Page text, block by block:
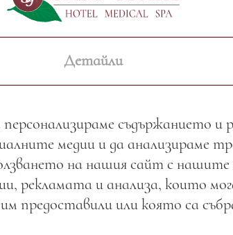
шницел по виенски
23.47 лв. / 12.00 €
330.00 гр.
Вижте повече
Детайли
съдържанието и
медии и да анализираме
на нашия сайт с
рекламата и анализа, които
предоставили или която са